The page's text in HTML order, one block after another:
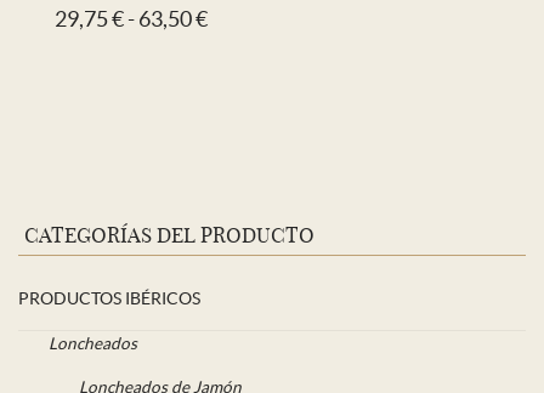
29,75€-63,50€Rango
63,50 €
CATEGORÍAS DEL PRODUCTO
PRODUCTOS IBÉRICOS
Loncheados
Loncheados de Jamón